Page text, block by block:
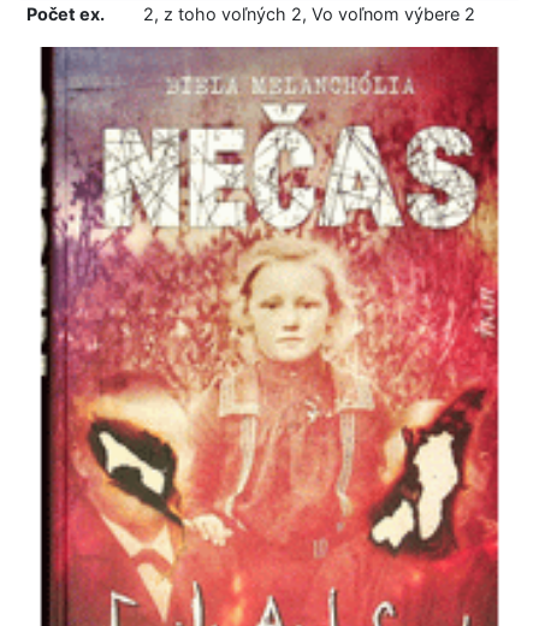
Počet ex.
2, z toho voľných 2, Vo voľnom výbere 2